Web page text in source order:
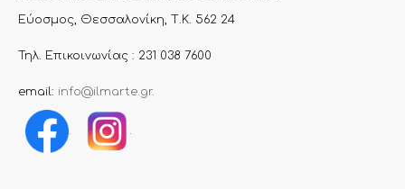
Εύοσμος, Θεσσαλονίκη, Τ.Κ. 562 24
Τηλ. Επικοινωνίας : 231 038 7600
email: info@ilmarte.gr.
. .